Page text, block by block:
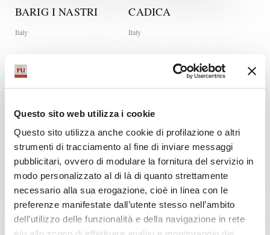
Questo sito web utilizza i cookie
Questo sito utilizza anche cookie di profilazione o altri
strumenti di tracciamento al fine di inviare messaggi
pubblicitari, ovvero di modulare la fornitura del servizio in
modo personalizzato al di là di quanto strettamente
necessario alla sua erogazione, cioè in linea con le
preferenze manifestate dall’utente stesso nell’ambito
dell’utilizzo delle funzionalità e della navigazione in rete
BARIG I NASTRI
Italy
CADICA
Italy
Hall 3 / Stand E11 E13
CAMAC
INDUSTRIA MODA
Italy
Hall 3 / Stand F12
ETIGROUP
Italy